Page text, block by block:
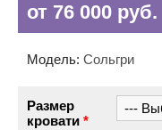
от 76 000 руб.
Модель: Сольгри
Размер
кровати *